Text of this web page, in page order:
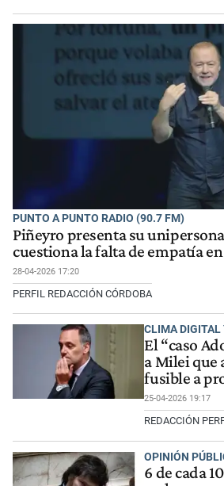
PUNTO A PUNTO RADIO (90.7 FM)
Piñeyro presenta su
cuestiona la falta de empatía
28-04-2026 17:20
PERFIL REDACCIÓN CÓRDOBA
CLIMA DIGITAL
El “caso
a Milei que
fusible a
25-04-2026 19:17
REDACCIÓN
OPINIÓN
6 de cada